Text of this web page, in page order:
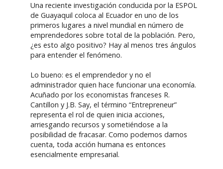
Una reciente investigación conducida por la ESPOL
de Guayaquil coloca al Ecuador en uno de los
primeros lugares a nivel mundial en número de
emprendedores sobre total de la población. Pero,
¿es esto algo positivo? Hay al menos tres ángulos
para entender el fenómeno.
Lo bueno: es el emprendedor y no el
administrador quien hace funcionar una economía.
Acuñado por los economistas franceses R.
Cantillon y J.B. Say, el término “Entrepreneur”
representa el rol de quien inicia acciones,
arriesgando recursos y sometiéndose a la
posibilidad de fracasar. Como podemos darnos
cuenta, toda acción humana es entonces
esencialmente empresarial.